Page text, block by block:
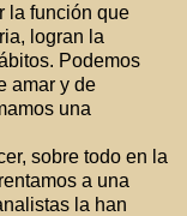
la función que
logran la
Podemos
amar y de
una
sobre todo en la
a una
la han